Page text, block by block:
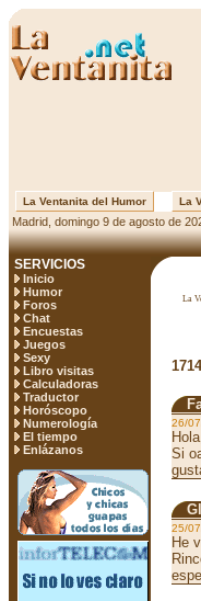
La Ventanita del Humor La
Madrid, domingo 9 de agosto de
SERVICIOS
Inicio
Humor
Foros
Chat
Encuestas
Juegos
Sexy
Libro visitas
Calculadoras
Traductor
Horóscopo
Numerología
El tiempo
Enlázanos
La
26/
Si
25/
He